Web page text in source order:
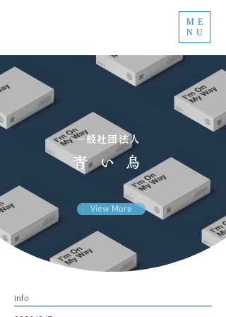
ME
NU
一般社団法人
青い鳥
View More
info